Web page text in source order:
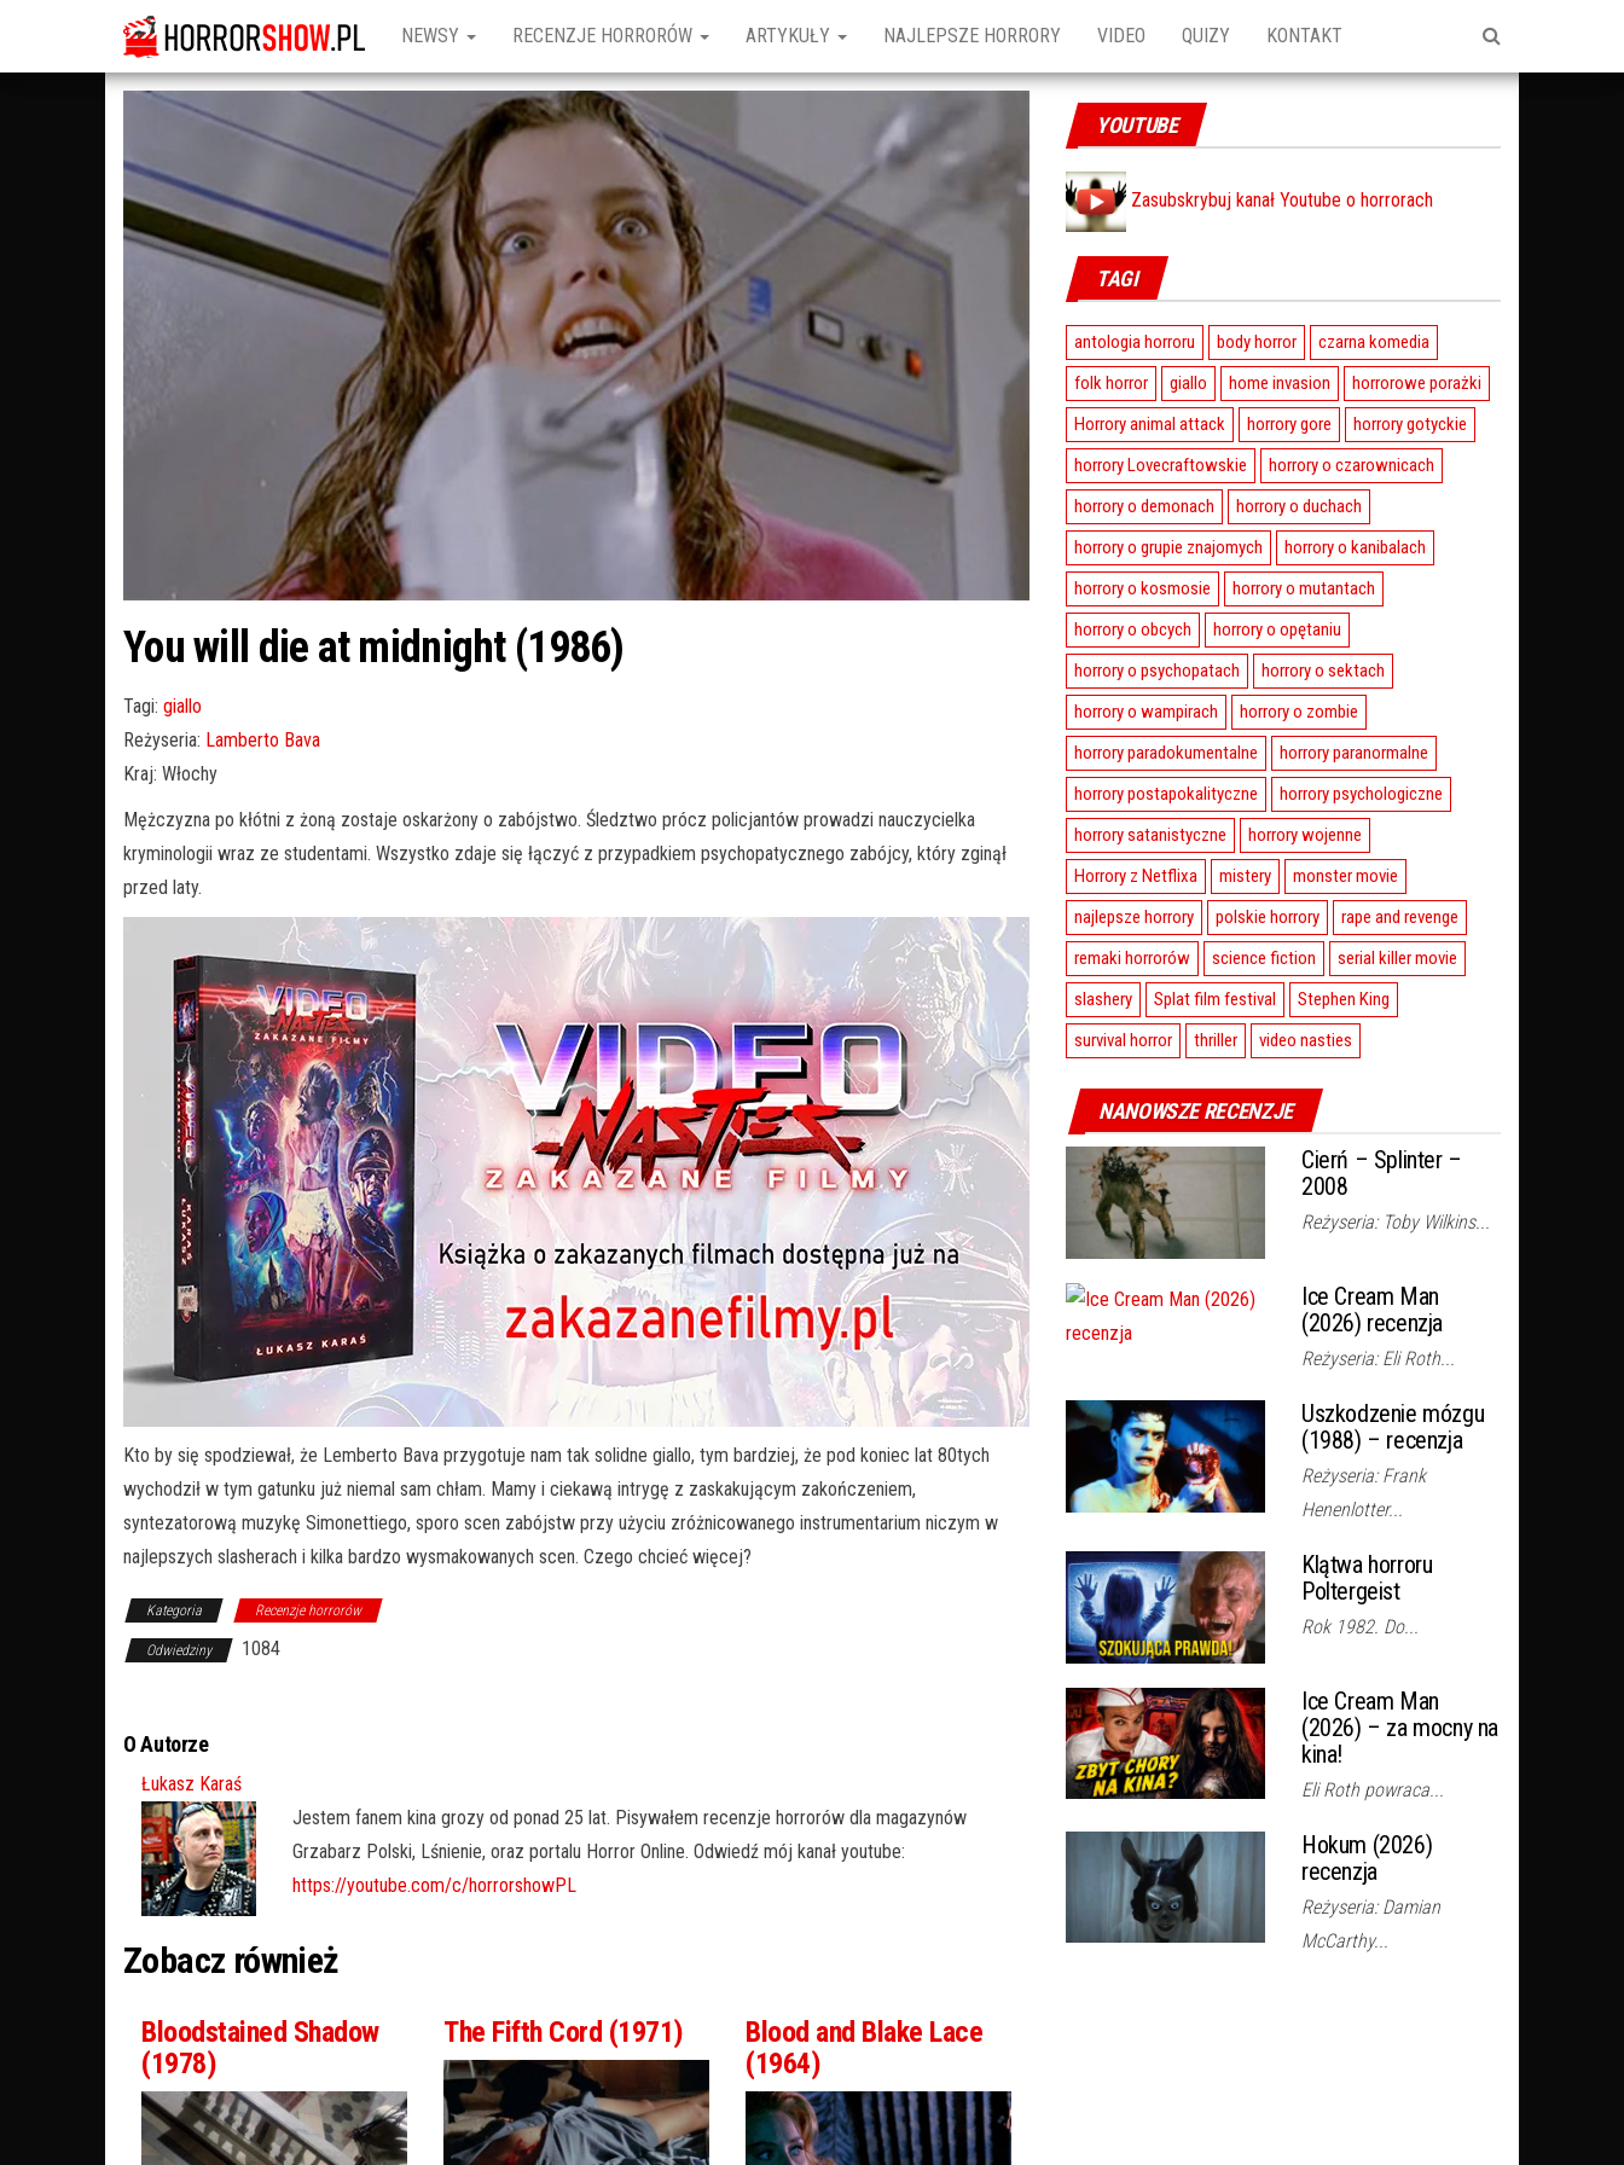
NEWSY RECENZJE HORRORÓW ARTYKUŁY NAJLEPSZE HORRORY VIDEO QUIZY KONTAKT
You will die at midnight (1986)
Tagi: giallo
Reżyseria: Lamberto Bava
Kraj: Włochy
Mężczyzna po kłótni z żoną zostaje oskarżony o zabójstwo. Śledztwo prócz policjantów prowadzi nauczycielka
kryminologii wraz ze studentami. Wszystko zdaje się łączyć z przypadkiem psychopatycznego zabójcy, który zginął
przed laty.
Kto by się spodziewał, że Lemberto Bava przygotuje nam tak solidne giallo, tym bardziej, że pod koniec lat 80tych
wychodził w tym gatunku już niemal sam chłam. Mamy i ciekawą intrygę z zaskakującym zakończeniem,
syntezatorową muzykę Simonettiego, sporo scen zabójstw przy użyciu zróżnicowanego instrumentarium niczym w
najlepszych slasherach i kilka bardzo wysmakowanych scen. Czego chcieć więcej?
Kategoria Recenzje horrorów
Odwiedziny 1084
O Autorze
Łukasz Karaś
Jestem fanem kina grozy od ponad 25 lat. Pisywałem recenzje horrorów dla magazynów
Grzabarz Polski, Lśnienie, oraz portalu Horror Online. Odwiedź mój kanał youtube:
https://youtube.com/c/horrorshowPL
Zobacz również
Bloodstained Shadow
(1978)
The Fifth Cord (1971)
Blood and Blake Lace
(1964)
YOUTUBE
Zasubskrybuj kanał Youtube o horrorach
TAGI
antologia horroru body horror
czarna komedia
folk horror
giallo home invasion
horrorowe porażki
Horrory animal attack
horrory gore
horrory gotyckie
horrory Lovecraftowskie
horrory o czarownicach
horrory o demonach
horrory o duchach
horrory o grupie znajomych
horrory o kanibalach
horrory o kosmosie
horrory o mutantach
horrory o obcych
horrory o opętaniu
horrory o psychopatach
horrory o sektach
horrory o wampirach
horrory o zombie
horrory paradokumentalne
horrory paranormalne
horrory postapokalityczne
horrory psychologiczne
horrory satanistyczne
horrory wojenne
Horrory z Netflixa
mistery
monster movie
najlepsze horrory
polskie horrory
rape and revenge
remaki horrorów
science fiction
serial killer movie
slashery
Splat film festival
Stephen King
survival horror
thriller video nasties
NANOWSZE RECENZJE
Cierń – Splinter –
2008
Reżyseria: Toby Wilkins...
Ice Cream Man
(2026) recenzja
Reżyseria: Eli Roth...
Uszkodzenie mózgu
(1988) – recenzja
Reżyseria: Frank
Henenlotter...
Klątwa horroru
Poltergeist
Rok 1982. Do...
Ice Cream Man
(2026) – za mocny na
kina!
Eli Roth powraca...
Hokum (2026)
recenzja
Reżyseria: Damian
McCarthy...